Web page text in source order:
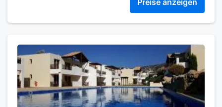
Preise anzeigen